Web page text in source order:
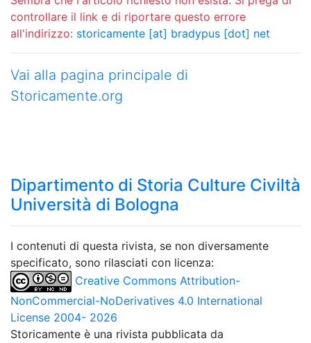
controllare il link e di riportare questo errore
all'indirizzo: storicamente [at] bradypus [dot] net
Vai alla pagina principale di
Storicamente.org
Dipartimento di Storia Culture Civiltà
Università di Bologna
I contenuti di questa rivista, se non diversamente
specificato, sono rilasciati con licenza:
Creative Commons Attribution-
NonCommercial-NoDerivatives 4.0 International
License 2004- 2026
Storicamente è una rivista pubblicata da